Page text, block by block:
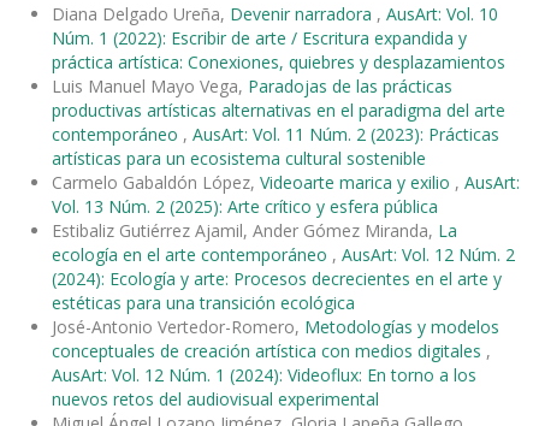
Diana Delgado Ureña, Devenir narradora , AusArt: Vol. 10
Núm. 1 (2022): Escribir de arte / Escritura expandida y
práctica artística: Conexiones, quiebres y desplazamientos
Luis Manuel Mayo Vega, Paradojas de las prácticas
productivas artísticas alternativas en el paradigma del arte
contemporáneo , AusArt: Vol. 11 Núm. 2 (2023): Prácticas
artísticas para un ecosistema cultural sostenible
Carmelo Gabaldón López, Videoarte marica y exilio , AusArt:
Vol. 13 Núm. 2 (2025): Arte crítico y esfera pública
Estibaliz Gutiérrez Ajamil, Ander Gómez Miranda, La
ecología en el arte contemporáneo , AusArt: Vol. 12 Núm. 2
(2024): Ecología y arte: Procesos decrecientes en el arte y
estéticas para una transición ecológica
José-Antonio Vertedor-Romero, Metodologías y modelos
conceptuales de creación artística con medios digitales ,
AusArt: Vol. 12 Núm. 1 (2024): Videoflux: En torno a los
nuevos retos del audiovisual experimental